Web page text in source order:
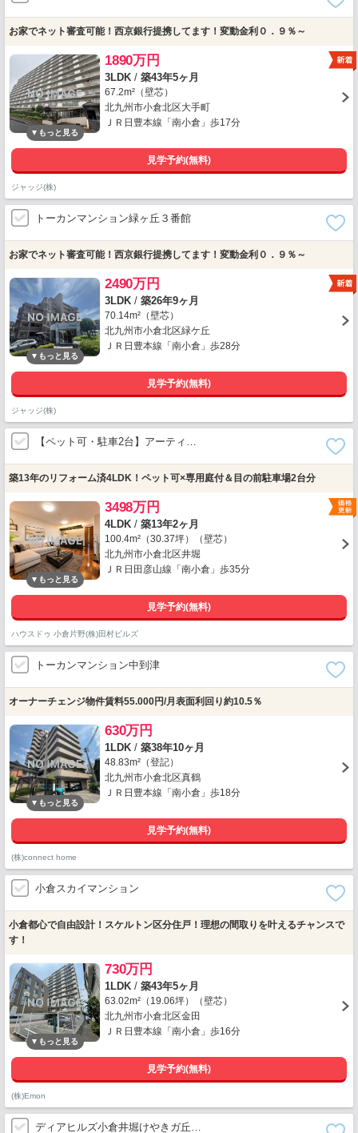
お家でネット審査可能！西京銀行提携してます！変動金利０．９％～
1890万円
3LDK / 築43年5ヶ月
67.2m²（壁芯）
北九州市小倉北区大手町
ＪＲ日豊本線「南小倉」歩17分
見学予約(無料)
ジャッジ(株)
トーカンマンション緑ヶ丘３番館
お家でネット審査可能！西京銀行提携してます！変動金利０．９％～
2490万円
3LDK / 築26年9ヶ月
70.14m²（壁芯）
北九州市小倉北区緑ケ丘
ＪＲ日豊本線「南小倉」歩28分
見学予約(無料)
ジャッジ(株)
【ペット可・駐車2台】アーティ…
築13年のリフォーム済4LDK！ペット可×専用庭付＆目の前駐車場2台分
3498万円
4LDK / 築13年2ヶ月
100.4m²（30.37坪）（壁芯）
北九州市小倉北区井堀
ＪＲ日田彦山線「南小倉」歩35分
見学予約(無料)
ハウスドゥ 小倉片野(株)田村ビルズ
トーカンマンション中到津
オーナーチェンジ物件賃料55.000円/月表面利回り約10.5％
630万円
1LDK / 築38年10ヶ月
48.83m²（登記）
北九州市小倉北区真鶴
ＪＲ日豊本線「南小倉」歩18分
見学予約(無料)
(株)connect home
小倉スカイマンション
小倉都心で自由設計！スケルトン区分住戸！理想の間取りを叶えるチャンスで
す！
730万円
1LDK / 築43年5ヶ月
63.02m²（19.06坪）（壁芯）
北九州市小倉北区金田
ＪＲ日豊本線「南小倉」歩16分
見学予約(無料)
(株)Emon
ディアヒルズ小倉井堀けやきガ丘…